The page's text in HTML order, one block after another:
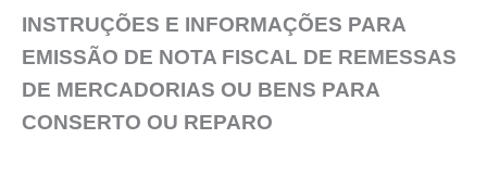
INSTRUÇÕES E INFORMAÇÕES PARA
EMISSÃO DE NOTA FISCAL DE REMESSAS
DE MERCADORIAS OU BENS PARA
CONSERTO OU REPARO